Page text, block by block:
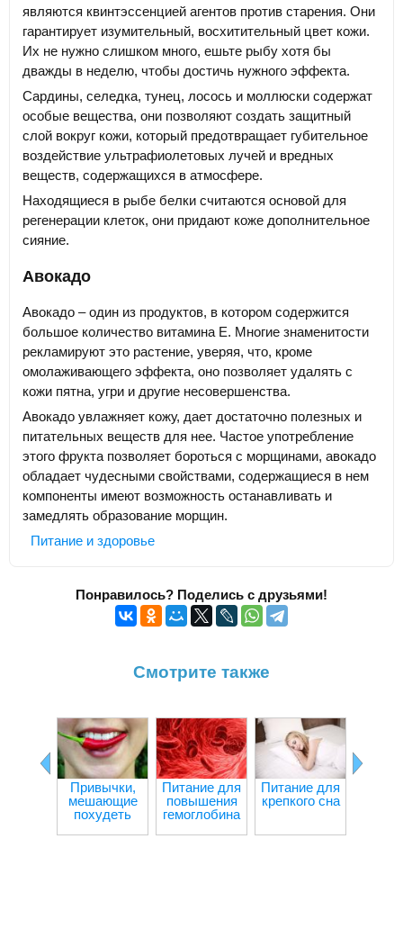
являются квинтэссенцией агентов против старения. Они
гарантирует изумительный, восхитительный цвет кожи.
Их не нужно слишком много, ешьте рыбу хотя бы
дважды в неделю, чтобы достичь нужного эффекта.
Сардины, селедка, тунец, лосось и моллюски содержат
особые вещества, они позволяют создать защитный
слой вокруг кожи, который предотвращает губительное
воздействие ультрафиолетовых лучей и вредных
веществ, содержащихся в атмосфере.
Находящиеся в рыбе белки считаются основой для
регенерации клеток, они придают коже дополнительное
сияние.
Авокадо
Авокадо – один из продуктов, в котором содержится
большое количество витамина Е. Многие знаменитости
рекламируют это растение, уверяя, что, кроме
омолаживающего эффекта, оно позволяет удалять с
кожи пятна, угри и другие несовершенства.
Авокадо увлажняет кожу, дает достаточно полезных и
питательных веществ для нее. Частое употребление
этого фрукта позволяет бороться с морщинами, авокадо
обладает чудесными свойствами, содержащиеся в нем
компоненты имеют возможность останавливать и
замедлять образование морщин.
Питание и здоровье
Понравилось? Поделись с друзьями!
Смотрите также
Привычки,
мешающие
похудеть
Питание для
повышения
гемоглобина
Питание для
крепкого сна